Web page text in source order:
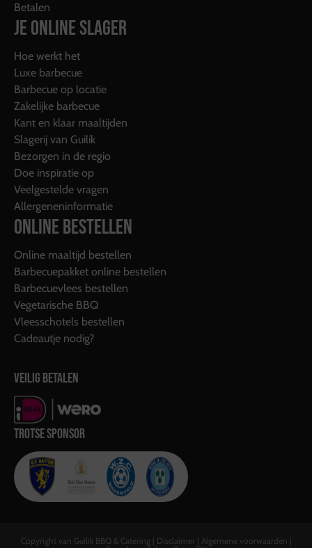
Betalen
JE ONLINE SLAGER
Hoe werkt het
Luxe barbecue
Barbecue op locatie
Zakelijke barbecue
Kant en klaar maaltijden
Slagerij van Guilik
Bezorgen in de regio
Doe inspiratie op
Veelgestelde vragen
Allergeneninformatie
ONLINE BESTELLEN
Online maaltijd bestellen
Barbecuepakket online bestellen
Barbecuevlees bestellen
Vegetarische BBQ
Vleesschotels bestellen
Cadeautje nodig?
VEILIG BETALEN
TROTSE SPONSOR
Copyright van Guilik BBQ & Catering | Disclaimer| Algemene voorwaarden |